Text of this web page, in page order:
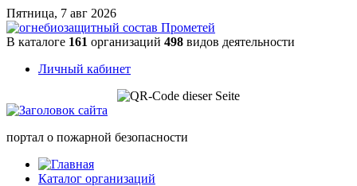
Пятница, 7 авг 2026
В каталоге 161 организаций 498 видов деятельности
Личный кабинет
портал о пожарной безопасности
Каталог организаций